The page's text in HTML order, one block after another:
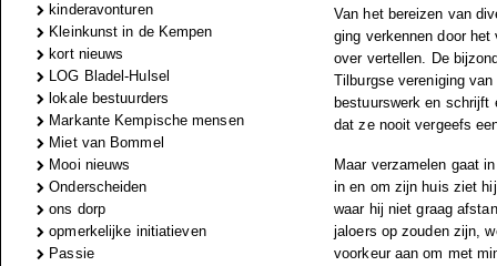
kinderavonturen
Kleinkunst in de Kempen
kort nieuws
LOG Bladel-Hulsel
lokale bestuurders
Markante Kempische mensen
Miet van Bommel
Mooi nieuws
Onderscheiden
ons dorp
opmerkelijke initiatieven
Passie
Van het bereizen van
ging verkennen door
over vertellen. De
Tilburgse vereniging
bestuurswerk en schrijft
dat ze nooit vergeefs
Maar verzamelen gaat
in en om zijn huis ziet
waar hij niet graag
jaloers op zouden zijn,
voorkeur aan om met